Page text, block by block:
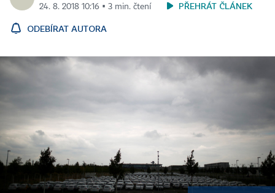
24. 8. 2018 10:16 ▪ 3 min. čtení PŘEHRÁT ČLÁNEK
ODEBÍRAT AUTORA